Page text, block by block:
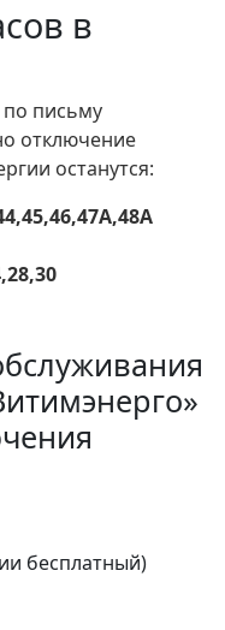
в
по письму
отключение
останутся:
бесплатный)